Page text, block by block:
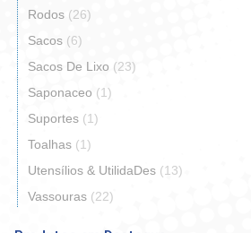
Rodos (26)
Sacos (6)
Sacos De Lixo (23)
Saponaceo (1)
Suportes (1)
Toalhas (1)
Utensílios & UtilidaDes (13)
Vassouras (22)